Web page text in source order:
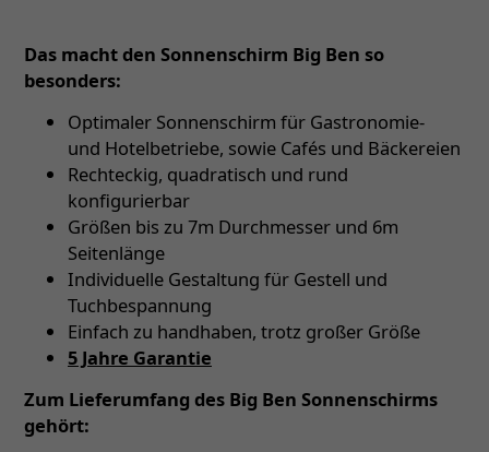
Das macht den Sonnenschirm Big Ben so
besonders:
Optimaler Sonnenschirm für Gastronomie-
und Hotelbetriebe, sowie Cafés und Bäckereien
Rechteckig, quadratisch und rund
konfigurierbar
Größen bis zu 7m Durchmesser und 6m
Seitenlänge
Individuelle Gestaltung für Gestell und
Tuchbespannung
Einfach zu handhaben, trotz großer Größe
5 Jahre Garantie
Zum Lieferumfang des Big Ben Sonnenschirms
gehört: